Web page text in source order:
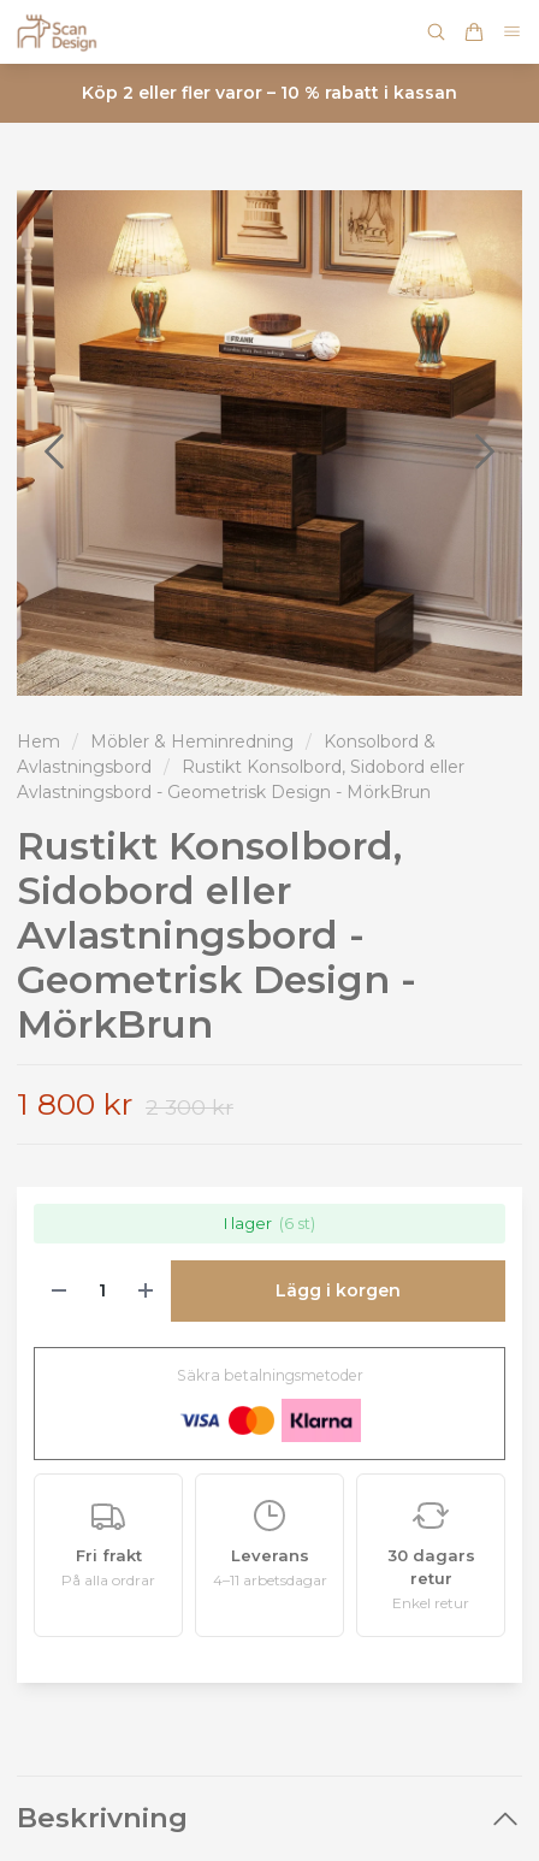
Köp 2 eller fler varor – 10 % rabatt i kassan
Hem / Möbler & Heminredning /
Konsolbord &
Avlastningsbord
/
Rustikt Konsolbord, Sidobord eller
Avlastningsbord - Geometrisk Design - MörkBrun
Rustikt Konsolbord,
Sidobord eller
Avlastningsbord -
Geometrisk Design -
MörkBrun
1 800 kr 2 300 kr
I lager (6 st)
Lägg i korgen
Säkra betalningsmetoder
Fri frakt
På alla ordrar
Leverans
4–11 arbetsdagar
30 dagars
retur
Enkel retur
Beskrivning